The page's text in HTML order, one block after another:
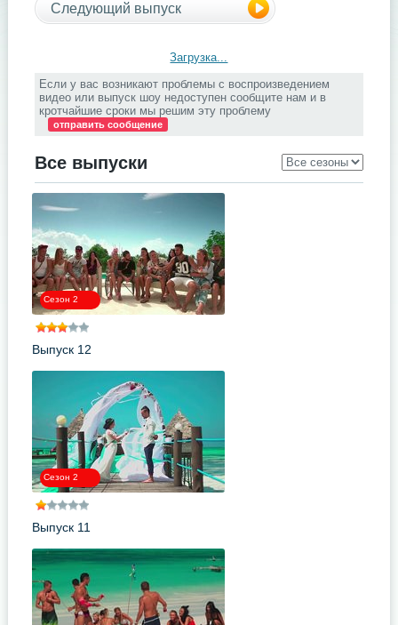
Следующий выпуск
Загрузка...
Если у вас возникают проблемы с воспроизведением
видео или выпуск шоу недоступен сообщите нам и в
кротчайшие сроки мы решим эту проблему
отправить сообщение
Все выпуски
Сезон 2
Выпуск 12
Сезон 2
Выпуск 11